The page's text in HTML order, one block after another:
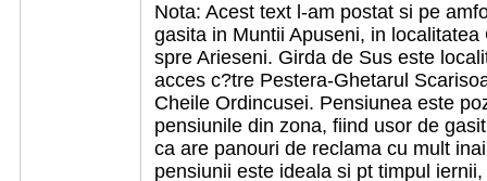
Nota: Acest text l-am postat si pe
gasita in Muntii Apuseni, in
spre Arieseni. Girda de Sus este
acces c?tre Pestera-Ghetarul
Cheile Ordincusei. Pensiunea este
pensiunile din zona, fiind usor de
ca are panouri de reclama cu mult
pensiunii este ideala si pt timpul